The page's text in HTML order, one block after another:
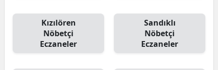
Kızılören
Nöbetçi
Eczaneler
Sandıklı
Nöbetçi
Eczaneler